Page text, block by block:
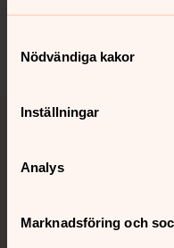
Nödvändiga kakor
Inställningar
Analys
Marknadsföring och
Akut samtals- och